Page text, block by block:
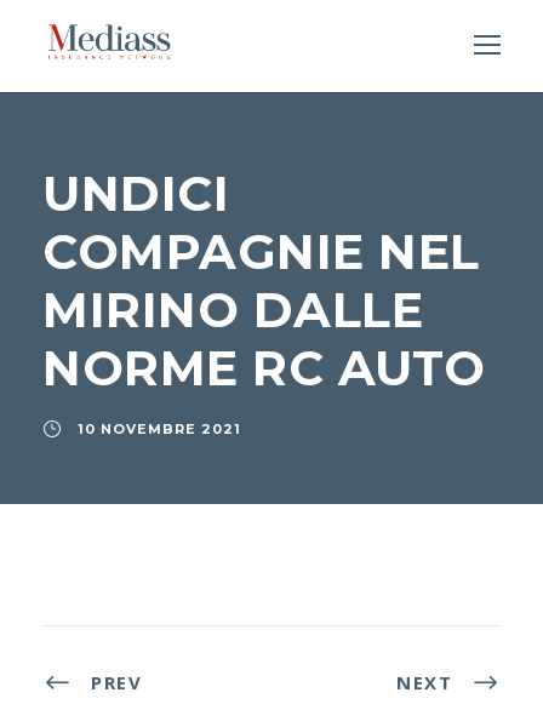
UNDICI
COMPAGNIE NEL
MIRINO DALLE
NORME RC AUTO
10 NOVEMBRE 2021
PREV NEXT